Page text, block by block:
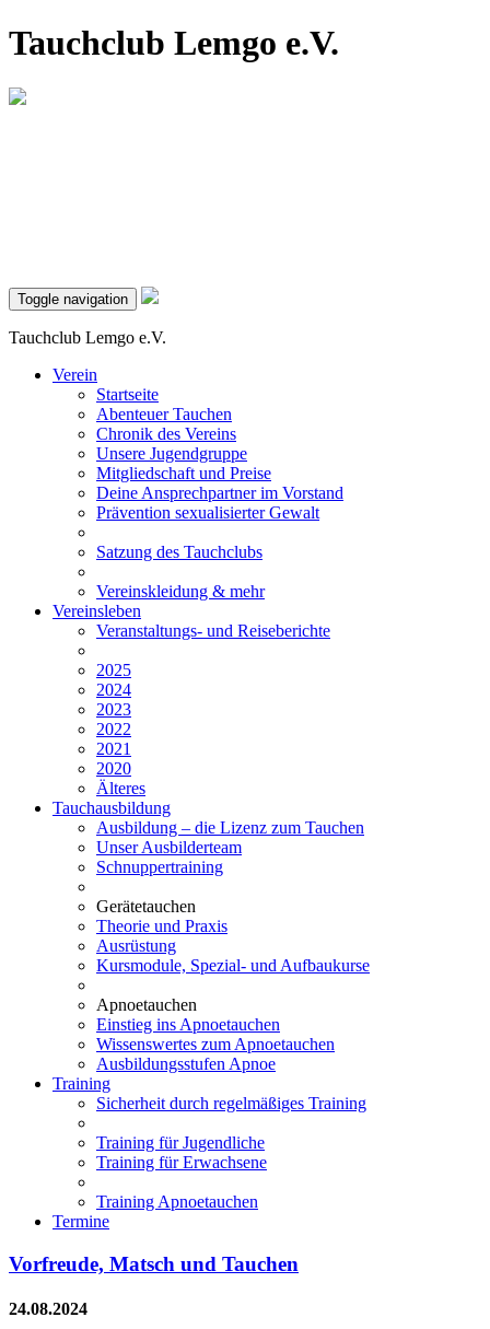
Tauchclub Lemgo e.V.
Toggle navigation
Tauchclub Lemgo e.V.
Verein
Startseite
Abenteuer Tauchen
Chronik des Vereins
Unsere Jugendgruppe
Mitgliedschaft und Preise
Deine Ansprechpartner im Vorstand
Prävention sexualisierter Gewalt
Satzung des Tauchclubs
Vereinskleidung & mehr
Vereinsleben
Veranstaltungs- und Reiseberichte
2025
2024
2023
2022
2021
2020
Älteres
Tauchausbildung
Ausbildung – die Lizenz zum Tauchen
Unser Ausbilderteam
Schnuppertraining
Gerätetauchen
Theorie und Praxis
Ausrüstung
Kursmodule, Spezial- und Aufbaukurse
Apnoetauchen
Einstieg ins Apnoetauchen
Wissenswertes zum Apnoetauchen
Ausbildungsstufen Apnoe
Training
Sicherheit durch regelmäßiges Training
Training für Jugendliche
Training für Erwachsene
Training Apnoetauchen
Termine
Vorfreude, Matsch und Tauchen
24.08.2024